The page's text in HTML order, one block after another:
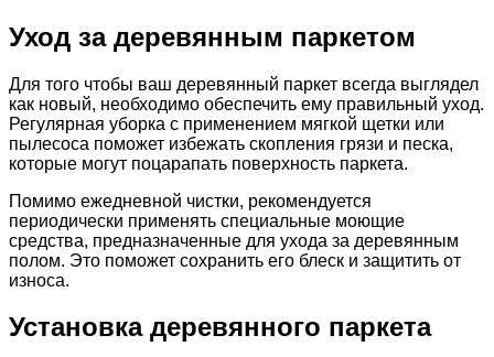
Уход за деревянным паркетом
Для того чтобы ваш деревянный паркет всегда выглядел
как новый, необходимо обеспечить ему правильный уход.
Регулярная уборка с применением мягкой щетки или
пылесоса поможет избежать скопления грязи и песка,
которые могут поцарапать поверхность паркета.
Помимо ежедневной чистки, рекомендуется
периодически применять специальные моющие
средства, предназначенные для ухода за деревянным
полом. Это поможет сохранить его блеск и защитить от
износа.
Установка деревянного паркета